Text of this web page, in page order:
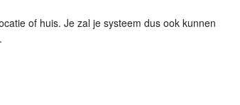
of huis. Je zal je systeem dus ook kunnen